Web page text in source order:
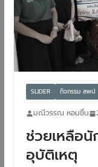
SLIDER กิจกรรม สพป.
มณีวรรณ หอมชื่น
ช่วยเหลือนั
อุบัติเหตุ